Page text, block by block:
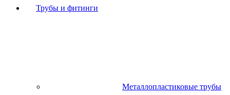
Трубы и фитинги
Металлопластиковые трубы